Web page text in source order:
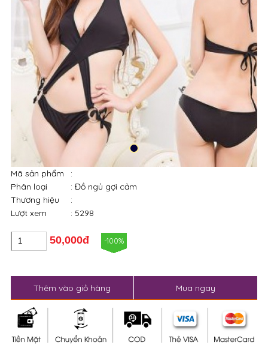
Mã sản phẩm
:
Phân loại
: Đồ ngủ gợi cảm
Thương hiệu
:
Lượt xem
: 5298
50,000đ -100%
Thêm vào giỏ hàng Mua ngay